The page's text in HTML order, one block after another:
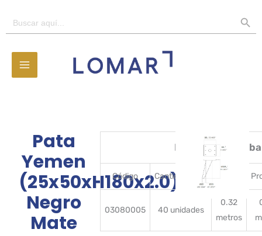
Buscar:
Pata
Yemen
(25x50xH180x2.0)
Negro
Mate
Detalles del
Código CantidadBulto
03080005 40 unidades
0.32
metros